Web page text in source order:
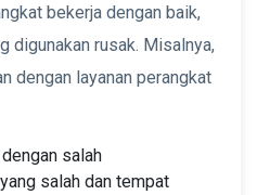
bekerja dengan baik,
digunakan rusak. Misalnya,
dengan layanan perangkat
salah
salah dan tempat